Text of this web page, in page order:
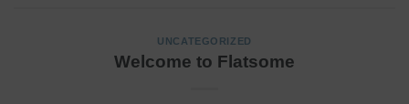
UNCATEGORIZED
Welcome to Flatsome